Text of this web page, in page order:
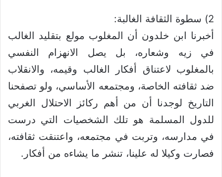
2) سطوة الثقافة الغالبة:
أخبرنا ابن خلدون أن المغلوب مولع بتقليد الغالب
في زيه وشعاره، بل يصل الانهزام النفسي
بالمغلوب لاعتناق أفكار الغالب وقيمه، والانقلاب
ضد ثقافته الخاصة، ومجتمعه الأساسي، ولو تصفحنا
التاريخ لوجدنا أن من أهم ركائز الاحتلال الغربي
للدول المسلمة هو تلك الشخصيات التي درست
في مدارسه، وتربت في مجتمعه، واعتنقت ثقافته،
فصارت وكيلا له علينا، تنشر ما يشاءه من أفكار.